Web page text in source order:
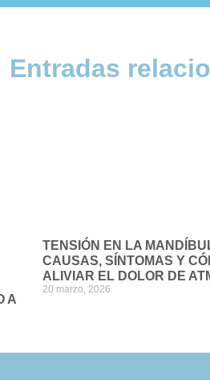
Entradas
A
TENSIÓN EN LA
CAUSAS, SÍNTOMAS Y
ALIVIAR EL DOLOR DE
20 marzo, 2026